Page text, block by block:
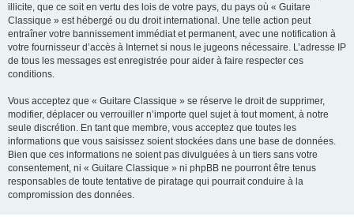
illicite, que ce soit en vertu des lois de votre pays, du pays où « Guitare
Classique » est hébergé ou du droit international. Une telle action peut
entraîner votre bannissement immédiat et permanent, avec une notification à
votre fournisseur d’accès à Internet si nous le jugeons nécessaire. L’adresse IP
de tous les messages est enregistrée pour aider à faire respecter ces
conditions.
Vous acceptez que « Guitare Classique » se réserve le droit de supprimer,
modifier, déplacer ou verrouiller n’importe quel sujet à tout moment, à notre
seule discrétion. En tant que membre, vous acceptez que toutes les
informations que vous saisissez soient stockées dans une base de données.
Bien que ces informations ne soient pas divulguées à un tiers sans votre
consentement, ni « Guitare Classique » ni phpBB ne pourront être tenus
responsables de toute tentative de piratage qui pourrait conduire à la
compromission des données.